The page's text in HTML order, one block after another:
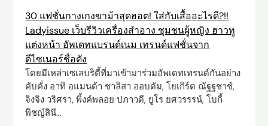
30 แฟชั่นกางเกงขาม้าสุดฮอต! ใส่กับเสื้ออะไรดี?!!
Ladyissue เว็บรีวิวเครื่องสำอาง ชุมชนผู้หญิง ฮาวทู
แต่งหน้า อัพเดทแบรนด์เนม เทรนด์แฟชั่นจาก
ดีไซเนอร์ชื่อดัง
โดยมีเหล่าเซเลบริตี้ที่มาเข้ามาร่วมอัพเดทเทรนด์กันอย่าง
คับคั่ง อาทิ อแมนด้า ชาลิสา ออบดัม, โยเกิร์ต ณัฐฐชาช์,
จิงจิง วริศรา, พิ้งค์พลอย ปภาวดี, ยูโร ยศวรรรน์, โบกี้
พิชญ์สินี…